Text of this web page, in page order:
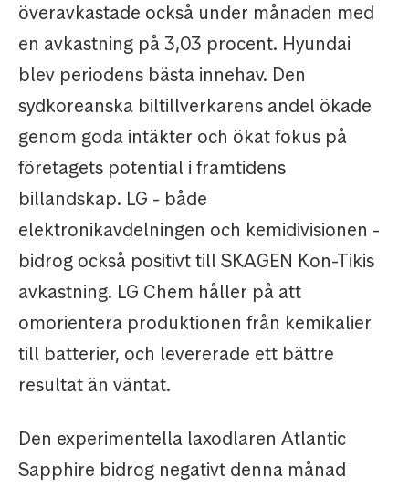
överavkastade också under månaden med
en avkastning på 3,03 procent. Hyundai
blev periodens bästa innehav. Den
sydkoreanska biltillverkarens andel ökade
genom goda intäkter och ökat fokus på
företagets potential i framtidens
billandskap. LG - både
elektronikavdelningen och kemidivisionen -
bidrog också positivt till SKAGEN Kon-Tikis
avkastning. LG Chem håller på att
omorientera produktionen från kemikalier
till batterier, och levererade ett bättre
resultat än väntat.
Den experimentella laxodlaren Atlantic
Sapphire bidrog negativt denna månad